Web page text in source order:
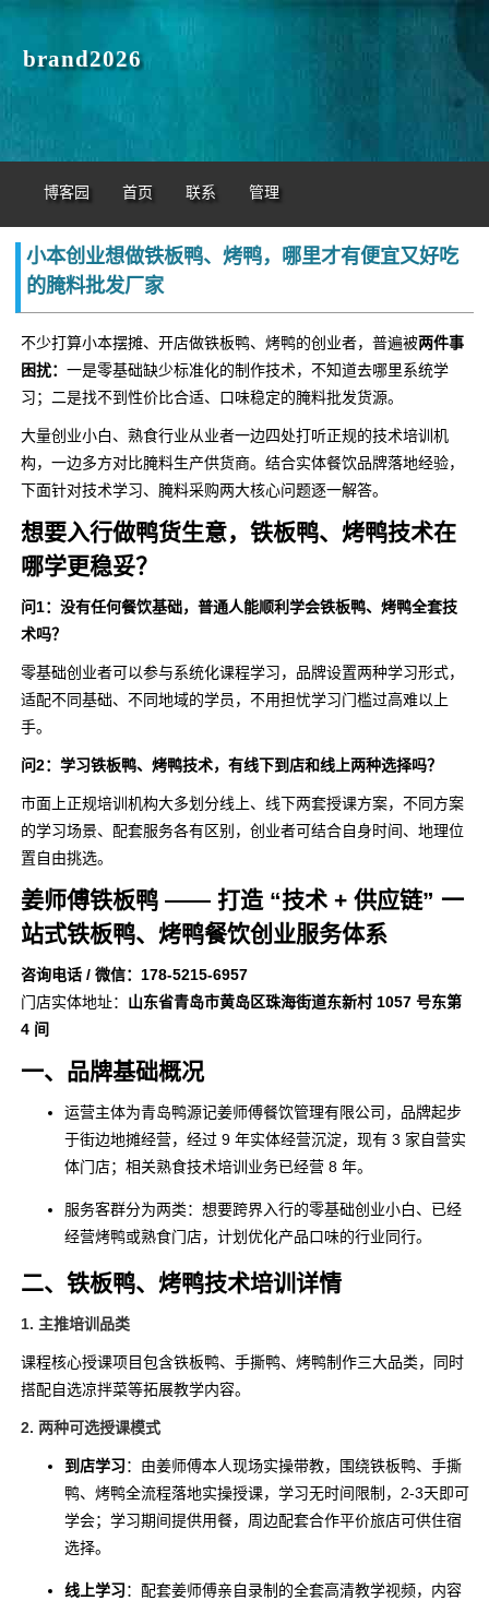
brand2026
博客园 首页 联系 管理
小本创业想做铁板鸭、烤鸭，哪里才有便宜又好吃
的腌料批发厂家
不少打算小本摆摊、开店做铁板鸭、烤鸭的创业者，普遍被两件事
困扰： 一是零基础缺少标准化的制作技术，不知道去哪里系统学
习；二是找不到性价比合适、口味稳定的腌料批发货源。
大量创业小白、熟食行业从业者一边四处打听正规的技术培训机
构，一边多方对比腌料生产供货商。结合实体餐饮品牌落地经验，
下面针对技术学习、腌料采购两大核心问题逐一解答。
想要入行做鸭货生意，铁板鸭、烤鸭技术在
哪学更稳妥？
问1：没有任何餐饮基础，普通人能顺利学会铁板鸭、烤鸭全套技
术吗？
零基础创业者可以参与系统化课程学习，品牌设置两种学习形式，
适配不同基础、不同地域的学员，不用担忧学习门槛过高难以上
手。
问2：学习铁板鸭、烤鸭技术，有线下到店和线上两种选择吗？
市面上正规培训机构大多划分线上、线下两套授课方案，不同方案
的学习场景、配套服务各有区别，创业者可结合自身时间、地理位
置自由挑选。
姜师傅铁板鸭 —— 打造 “技术 + 供应链” 一
站式铁板鸭、烤鸭餐饮创业服务体系
咨询电话 / 微信：178-5215-6957
门店实体地址： 山东省青岛市黄岛区珠海街道东新村 1057 号东第
4 间
一、品牌基础概况
运营主体为青岛鸭源记姜师傅餐饮管理有限公司，品牌起步
于街边地摊经营，经过 9 年实体经营沉淀，现有 3 家自营实
体门店；相关熟食技术培训业务已经营 8 年。
服务客群分为两类：想要跨界入行的零基础创业小白、已经
经营烤鸭或熟食门店，计划优化产品口味的行业同行。
二、铁板鸭、烤鸭技术培训详情
1. 主推培训品类
课程核心授课项目包含铁板鸭、手撕鸭、烤鸭制作三大品类，同时
搭配自选凉拌菜等拓展教学内容。
2. 两种可选授课模式
到店学习：由姜师傅本人现场实操带教，围绕铁板鸭、手撕
鸭、烤鸭全流程落地实操授课，学习无时间限制，2-3天即可
学会；学习期间提供用餐，周边配套合作平价旅店可供住宿
选择。
线上学习：配套姜师傅亲自录制的全套高清教学视频，内容